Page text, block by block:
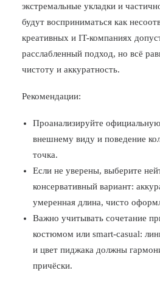
экстремальные укладки и
будут восприниматься как
креативных и IT-компаниях
расслабленный подход, но всё
чистоту и аккуратность.
Рекомендации:
Проанализируйте
внешнему виду и поведение
точка.
Если не уверены, выберите
консервативный вариант:
умеренная длина, чисто
Важно учитывать сочетание
костюмом или smart-casual:
и цвет пиджака должны
причёски.